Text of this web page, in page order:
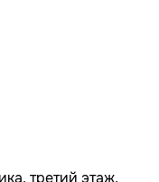
третий этаж,